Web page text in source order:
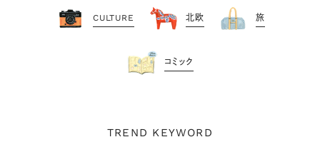
CULTURE 北欧 旅
コミック
TREND KEYWORD